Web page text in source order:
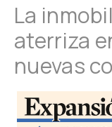
La
aterriza
nuevas